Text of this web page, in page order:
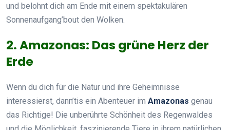
und belohnt dich am Ende mit einem spektakulären
Sonnenaufgang’bout den Wolken.
2. Amazonas: Das grüne Herz der
Erde
Wenn du dich für die Natur und ihre Geheimnisse
interessierst, dann’tis ein Abenteuer im Amazonas genau
das Richtige! Die unberührte Schönheit des Regenwaldes